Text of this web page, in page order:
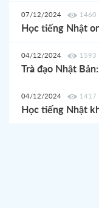
07/12/2024 1460
04/12/2024 1593
Trà đạo Nhật
04/12/2024 1417